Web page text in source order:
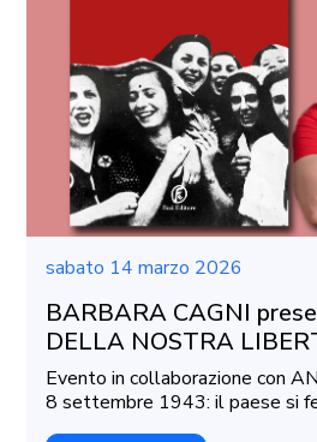
sabato 14 marzo 2026
BARBARA CAGNI
DELLA NOSTRA
Evento in collaborazione con
8 settembre 1943: il paese si